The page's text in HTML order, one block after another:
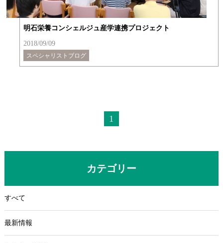
明石栄養コンシェルジュ産学連携プロジェクト
2018/09/09
スペシャリストブログ
1
カテゴリー
すべて
最新情報